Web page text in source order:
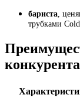
бариста ,
трубками